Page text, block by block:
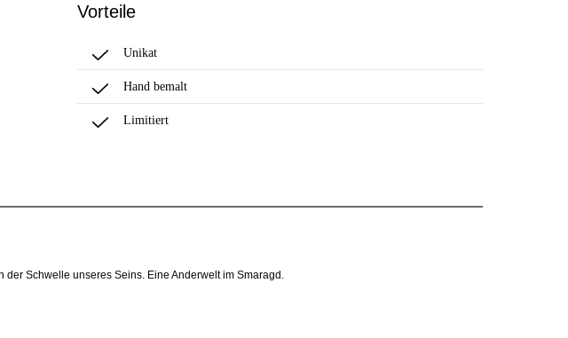
Vorteile
Unikat
Hand bemalt
Limitiert
Schwelle unseres Seins. Eine Anderwelt im Smaragd.